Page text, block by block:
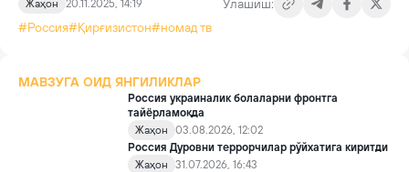
Жаҳон 20.11.2025, 14:19
Улашиш:
#Россия#Қирғизистон#номад тв
МАВЗУГА ОИД ЯНГИЛИКЛАР
Россия украиналик болаларни фронтга
тайёрламоқда
Жаҳон
03.08.2026, 12:02
Россия Дуровни террорчилар рўйхатига киритди
Жаҳон
31.07.2026, 16:43